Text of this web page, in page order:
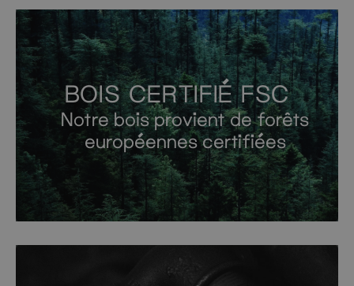
BOIS CERTIFIÉ FSC
Notre bois provient de forêts
européennes certifiées